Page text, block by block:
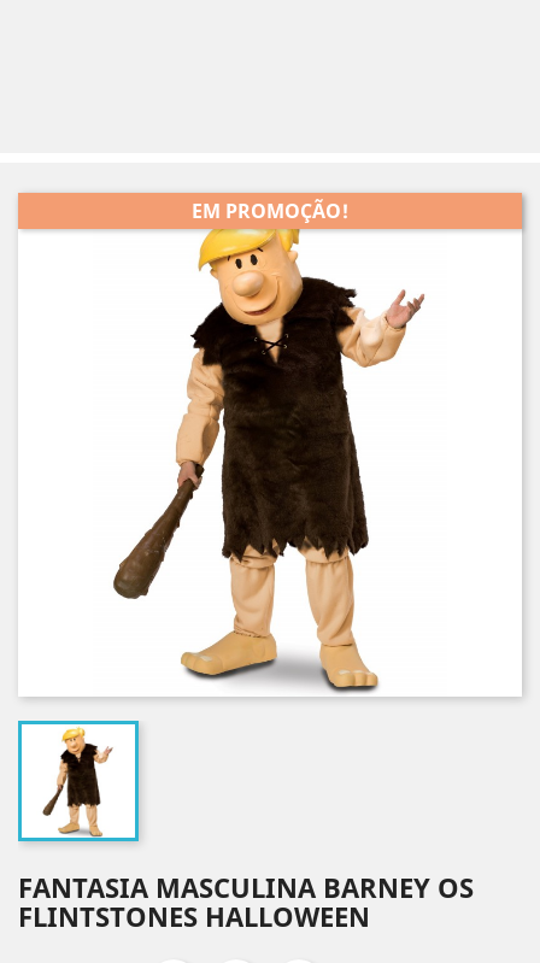
EM PROMOÇÃO!
FANTASIA MASCULINA BARNEY OS
FLINTSTONES HALLOWEEN